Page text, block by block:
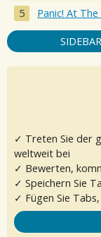
Panic! At The
✓ Treten Sie der
weltweit bei
✓ Bewerten,
✓ Speichern Sie
✓ Fügen Sie